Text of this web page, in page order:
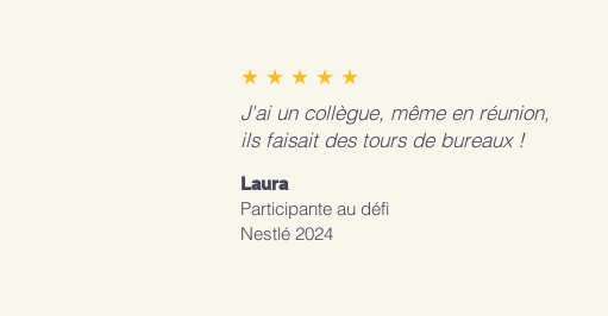
J'ai un collègue, même en réunion,
ils faisait des tours de bureaux !
★ ★ ★ ★ ★
Laura
Participante au défi
Nestlé 2024